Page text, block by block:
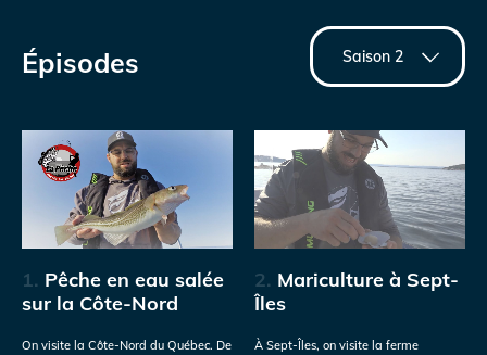
Épisodes
1. Pêche en eau salée
sur la Côte-Nord
On visite la Côte-Nord du Québec. De
2. Mariculture à Sept-
Îles
À Sept-Îles, on visite la ferme